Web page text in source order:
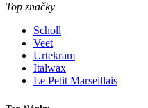
Top značky
Scholl
Veet
Urtekram
Italwax
Le Petit Marseillais